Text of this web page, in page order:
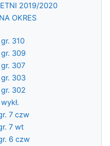
2019/2020
OKRES
310
309
307
303
302
7 czw
7 wt
6 czw